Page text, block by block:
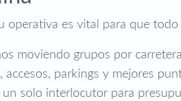
operativa es vital para que
moviendo grupos por
accesos, parkings y mejores
un solo interlocutor para